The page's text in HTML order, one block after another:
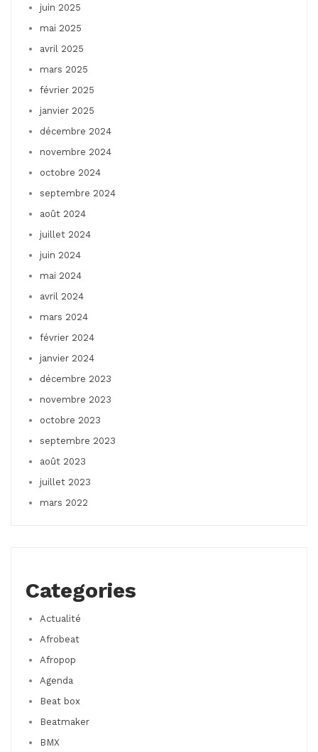
juin 2025
mai 2025
avril 2025
mars 2025
février 2025
janvier 2025
décembre 2024
novembre 2024
octobre 2024
septembre 2024
août 2024
juillet 2024
juin 2024
mai 2024
avril 2024
mars 2024
février 2024
janvier 2024
décembre 2023
novembre 2023
octobre 2023
septembre 2023
août 2023
juillet 2023
mars 2022
Categories
Actualité
Afrobeat
Afropop
Agenda
Beat box
Beatmaker
BMX